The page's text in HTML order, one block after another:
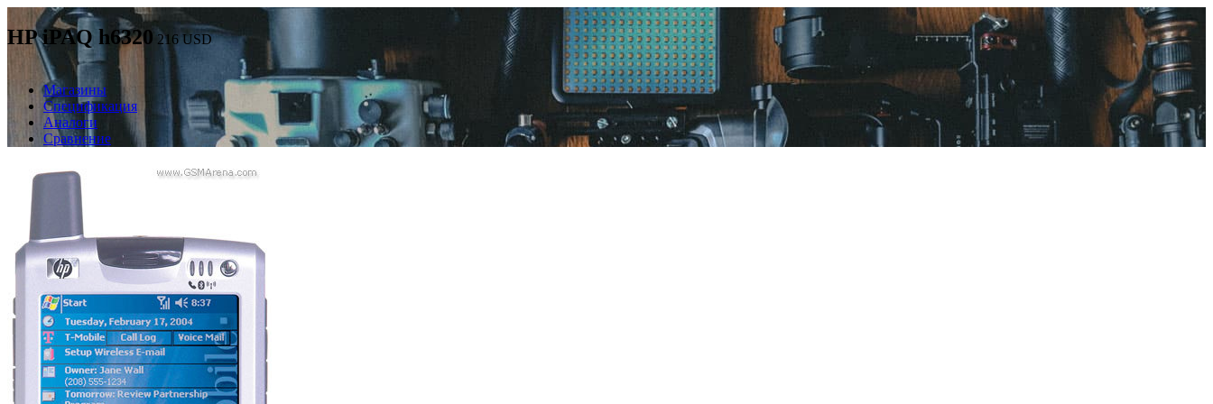
HP iPAQ h6320 216USD
Магазины
Спецификация
Аналоги
Сравнение